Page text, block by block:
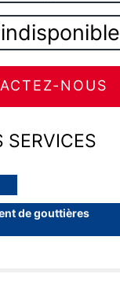
indisponible
NOUS
SERVICES
de gouttières